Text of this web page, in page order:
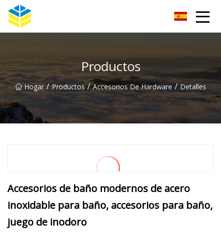
Productos
Hogar / Productos / Accesorios De Hardware / Detalles
Accesorios de baño modernos de acero
inoxidable para baño, accesorios para baño,
juego de inodoro